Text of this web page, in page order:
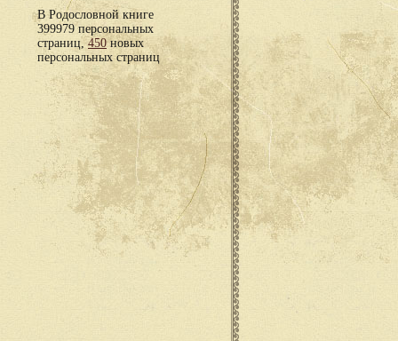
В Родословной книге
399979 персональных
страниц,450новых
персональных страниц